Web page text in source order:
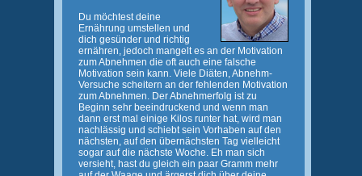
Du möchtest deine
Ernährung umstellen und
dich gesünder und richtig
ernähren, jedoch mangelt es an der Motivation
zum Abnehmen die oft auch eine falsche
Motivation sein kann. Viele Diäten, Abnehm-
Versuche scheitern an der fehlenden Motivation
zum Abnehmen. Der Abnehmerfolg ist zu
Beginn sehr beeindruckend und wenn man
dann erst mal einige Kilos runter hat, wird man
nachlässig und schiebt sein Vorhaben auf den
nächsten, auf den übernächsten Tag vielleicht
sogar auf die nächste Woche. Eh man sich
versieht, hast du gleich ein paar Gramm mehr